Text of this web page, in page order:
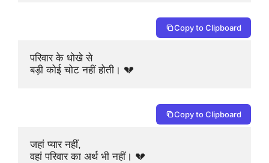
Copy to Clipboard
परिवार के धोखे से
बड़ी कोई चोट नहीं होती। 💔
Copy to Clipboard
जहां प्यार नहीं,
वहां परिवार का अर्थ भी नहीं। 💔